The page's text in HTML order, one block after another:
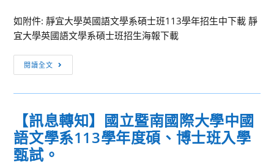
如附件: 靜宜大學英國語文學系碩士班113學年招生中下載 靜
宜大學英國語文學系碩士班招生海報下載
閱讀全文
息
轉
靜
宜
【訊息轉知】國立暨南國際大學中國
語文學系113學年度碩、博士班入學
甄試。